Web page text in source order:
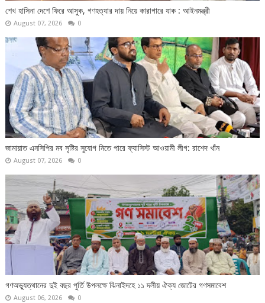
শেখ হাসিনা দেশে ফিরে আসুক, গণহত্যার দায় নিয়ে কারাগারে যাক : আইনমন্ত্রী
August 07, 2026 0
জামায়াত এনসিপির মব সৃষ্টির সুযোগ নিতে পারে ফ্যাসিস্ট আওয়ামী লীগ: রাশেদ খাঁন
August 07, 2026 0
গণঅভ্যুত্থানের দুই বছর পুর্তি উপলক্ষে ঝিনাইদহে ১১ দলীয় ঐক্য জোটের গণসমাবেশ
August 06, 2026 0